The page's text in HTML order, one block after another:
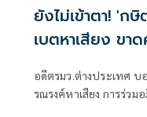
ยังไม่เข้าตา! 'ก
เบตหาเสียง ขา
อดีตรมว.ต่างประเทศ
รณรงค์หาเสียง การร่ว